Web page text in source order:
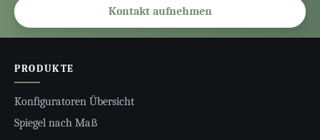
Kontakt aufnehmen
PRODUKTE
Konfiguratoren Übersicht
Spiegel nach Maß